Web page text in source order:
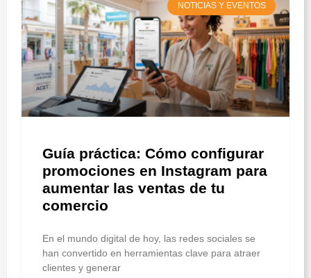
NOTICIAS Y EVENTOS
Guía práctica: Cómo configurar
promociones en Instagram para
aumentar las ventas de tu
comercio
En el mundo digital de hoy, las redes sociales se
han convertido en herramientas clave para atraer
clientes y generar